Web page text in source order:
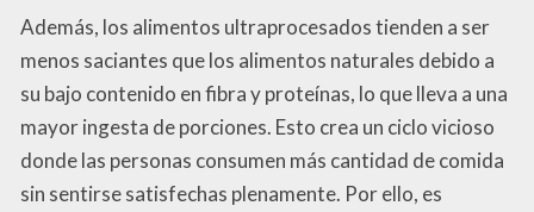
Además, los alimentos ultraprocesados tienden a ser
menos saciantes que los alimentos naturales debido a
su bajo contenido en fibra y proteínas, lo que lleva a una
mayor ingesta de porciones. Esto crea un ciclo vicioso
donde las personas consumen más cantidad de comida
sin sentirse satisfechas plenamente. Por ello, es